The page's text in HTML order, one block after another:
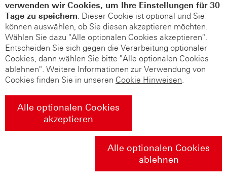
verwenden wir Cookies, um Ihre Einstellungen für 30
Tage zu speichern. Dieser Cookie ist optional und Sie
können auswählen, ob Sie diesen akzeptieren möchten.
Wählen Sie dazu "Alle optionalen Cookies akzeptieren".
Entscheiden Sie sich gegen die Verarbeitung optionaler
Cookies, dann wählen Sie bitte "Alle optionalen Cookies
ablehnen". Weitere Informationen zur Verwendung von
Cookies finden Sie in unseren Cookie Hinweisen.
Alle optionalen Cookies
akzeptieren
Alle optionalen Cookies
ablehnen